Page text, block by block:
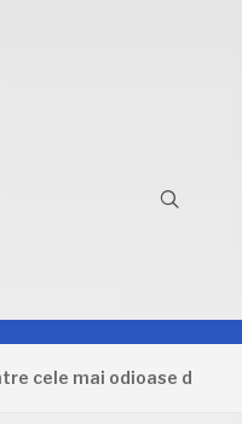
odioase documente